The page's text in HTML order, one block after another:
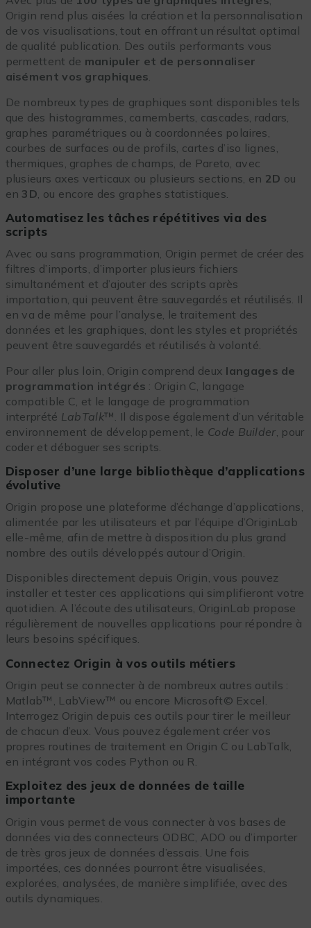
Origin rend plus aisées la création et la personnalisation
de vos visualisations, tout en offrant un résultat optimal
de qualité publication. Des outils performants vous
permettent de manipuler et de personnaliser
aisément vos graphiques.
De nombreux types de graphiques sont disponibles tels
que des histogrammes, camemberts, cascades, radars,
graphes paramétriques ou à coordonnées polaires,
courbes de surfaces ou de profils, cartes d’iso lignes,
thermiques, graphes de champs, de Pareto, avec
plusieurs axes verticaux ou plusieurs sections, en 2D ou
en 3D , ou encore des graphes statistiques.
Automatisez les tâches répétitives via des
scripts
Avec ou sans programmation, Origin permet de créer des
filtres d’imports, d’importer plusieurs fichiers
simultanément et d’ajouter des scripts après
importation, qui peuvent être sauvegardés et réutilisés. Il
en va de même pour l’analyse, le traitement des
données et les graphiques, dont les styles et propriétés
peuvent être sauvegardés et réutilisés à volonté.
Pour aller plus loin, Origin comprend deux langages de
programmation intégrés : Origin C, langage
compatible C, et le langage de programmation
interprété LabTalk™. Il dispose également d’un véritable
environnement de développement, le Code Builder , pour
coder et déboguer ses scripts.
Disposer d’une large bibliothèque d’applications
évolutive
Origin propose une plateforme d’échange d’applications,
alimentée par les utilisateurs et par l’équipe d’OriginLab
elle-même, afin de mettre à disposition du plus grand
nombre des outils développés autour d’Origin.
Disponibles directement depuis Origin, vous pouvez
installer et tester ces applications qui simplifieront votre
quotidien. A l’écoute des utilisateurs, OriginLab propose
régulièrement de nouvelles applications pour répondre à
leurs besoins spécifiques.
Connectez Origin à vos outils métiers
Origin peut se connecter à de nombreux autres outils :
Matlab™, LabView™ ou encore Microsoft© Excel.
Interrogez Origin depuis ces outils pour tirer le meilleur
de chacun d’eux. Vous pouvez également créer vos
propres routines de traitement en Origin C ou LabTalk,
en intégrant vos codes Python ou R.
Exploitez des jeux de données de taille
importante
Origin vous permet de vous connecter à vos bases de
données via des connecteurs ODBC, ADO ou d’importer
de très gros jeux de données d’essais. Une fois
importées, ces données pourront être visualisées,
explorées, analysées, de manière simplifiée, avec des
outils dynamiques.